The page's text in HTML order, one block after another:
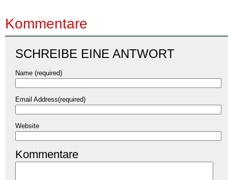
Kommentare
SCHREIBE EINE ANTWORT
Name (required)
Email Address(required)
Website
Kommentare